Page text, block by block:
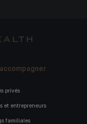
privés
et entrepreneurs
familiales